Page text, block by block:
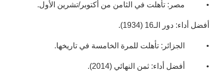
• مصر: تأهلت في الثامن من أكتوبر/تشرين الأول.
أفضل أداء: دور الـ16 (1934).
• الجزائر: تأهلت للمرة الخامسة في تاريخها.
• أفضل أداء: ثمن النهائي (2014).